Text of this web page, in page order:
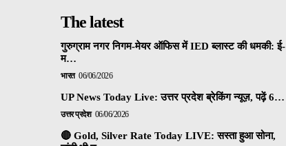
The latest
गुरुग्राम नगर निगम-मेयर ऑफिस में IED ब्लास्ट की धमकी: ई-
म…
भारत 06/06/2026
UP News Today Live: उत्तर प्रदेश ब्रेकिंग न्यूज़, पढ़ें 6…
उत्तर प्रदेश 06/06/2026
🔴 Gold, Silver Rate Today LIVE: सस्ता हुआ सोना,